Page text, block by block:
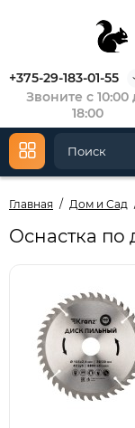
+375-29-183-01-55
Звоните с 10:00
18:00
Главная Дом и Сад
Оснастка по